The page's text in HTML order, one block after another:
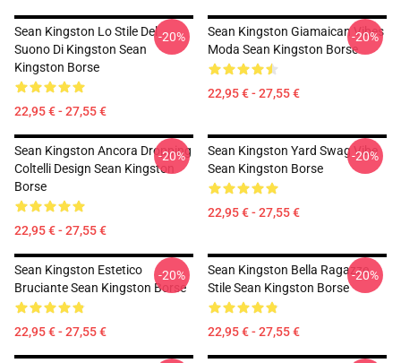
Sean Kingston Lo Stile Del
Suono Di Kingston Sean
Kingston Borse
22,95 € - 27,55 €
-20%
Sean Kingston Giamaican Vibes
Moda Sean Kingston Borse
22,95 € - 27,55 €
-20%
Sean Kingston Ancora Dropping
Coltelli Design Sean Kingston
Borse
22,95 € - 27,55 €
-20%
Sean Kingston Yard Swag Vibe
Sean Kingston Borse
22,95 € - 27,55 €
-20%
Sean Kingston Estetico
Bruciante Sean Kingston Borse
22,95 € - 27,55 €
-20%
Sean Kingston Bella Ragazze
Stile Sean Kingston Borse
22,95 € - 27,55 €
-20%